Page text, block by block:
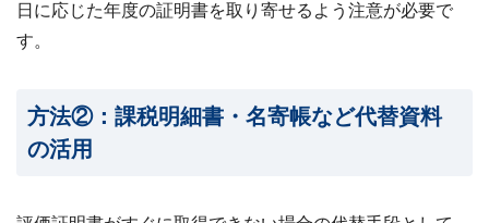
日に応じた年度の証明書を取り寄せるよう注意が必要で
す。
方法②：課税明細書・名寄帳など代替資料
の活用